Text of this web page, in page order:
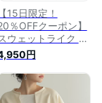
【15日限定！
％OFFクーポン】
ウェットライク ニ
ト プルオーバー
ディース トップス
ーター スウェット
ショート丈 クルーネ
円